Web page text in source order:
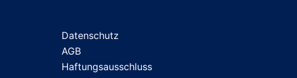
Datenschutz
AGB
Haftungsausschluss